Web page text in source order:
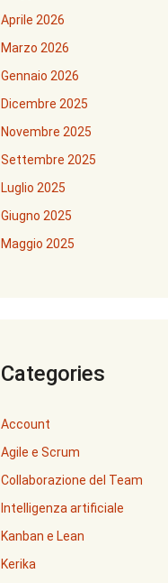
Aprile 2026
Marzo 2026
Gennaio 2026
Dicembre 2025
Novembre 2025
Settembre 2025
Luglio 2025
Giugno 2025
Maggio 2025
Categories
Account
Agile e Scrum
Collaborazione del Team
Intelligenza artificiale
Kanban e Lean
Kerika